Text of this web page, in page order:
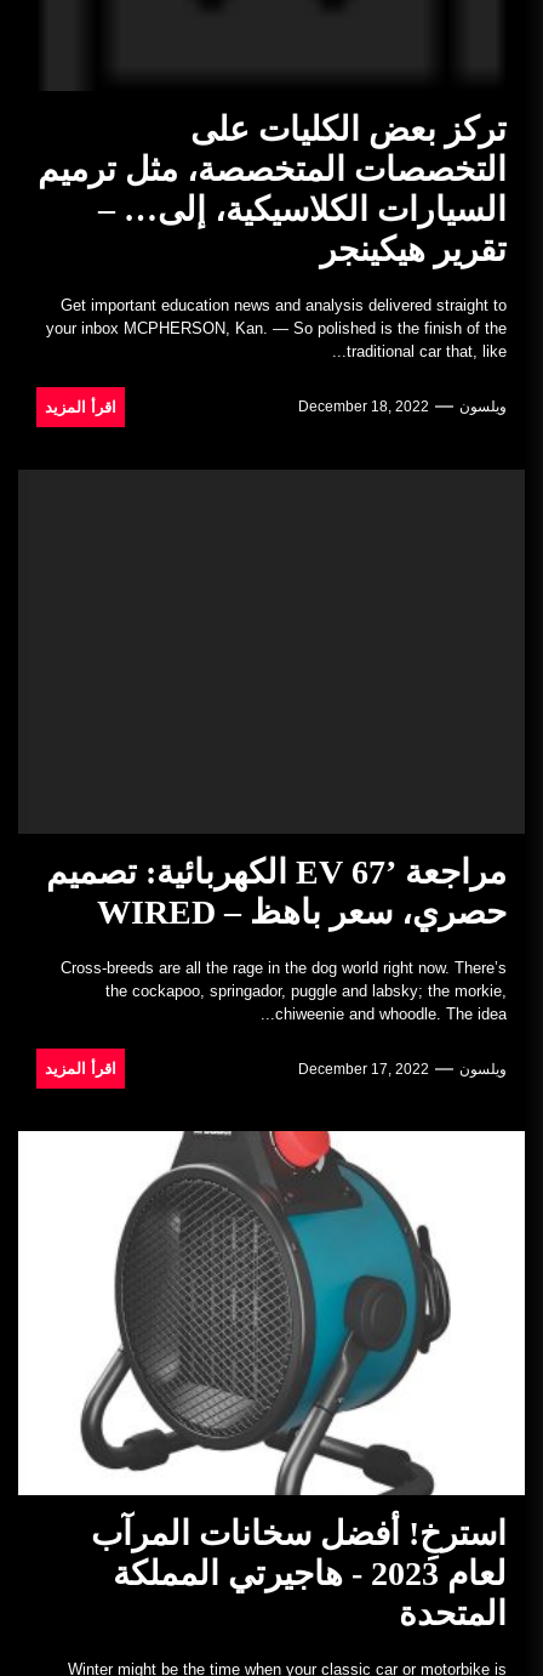
تركز بعض الكليات على
التخصصات المتخصصة، مثل ترميم
السيارات الكلاسيكية، إلى… –
تقرير هيكينجر
Get important education news and analysis delivered straight to
your inbox MCPHERSON, Kan. — So polished is the finish of the
traditional car that, like...
ويلسون December 18, 2022 اقرأ المزيد
مراجعة ’67 EV الكهربائية: تصميم
حصري، سعر باهظ – WIRED
Cross-breeds are all the rage in the dog world right now. There’s
the cockapoo, springador, puggle and labsky; the morkie,
chiweenie and whoodle. The idea...
ويلسون December 17, 2022 اقرأ المزيد
استرخِ! أفضل سخانات المرآب
لعام 2023 - هاجيرتي المملكة
المتحدة
Winter might be the time when your classic car or motorbike is